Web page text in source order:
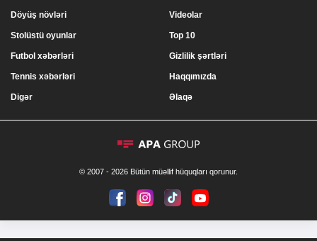
Döyüş növləri
Stolüstü oyunlar
Videolar
Top 10
Futbol xəbərləri
Tennis xəbərləri
Digər
Gizlilik şərtləri
Haqqımızda
Əlaqə
© 2007 - 2026 Bütün müəllif hüquqları qorunur.